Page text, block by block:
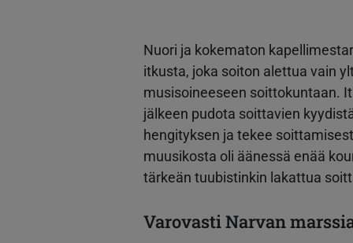
Nuori ja kokematon
itkusta, joka soiton alettua vain
musisoineeseen soittokuntaan.
jälkeen pudota soittavien
hengityksen ja tekee
muusikosta oli äänessä enää
tärkeän tuubistinkin lakattua
Varovasti Narvan